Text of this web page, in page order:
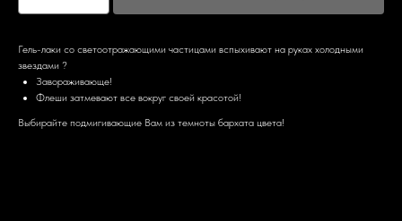
Гель-лаки со светоотражающими частицами вспыхивают на руках холодными
звездами ?
Завораживающе!
Флеши затмевают все вокруг своей красотой!
Выбирайте подмигивающие Вам из темноты бархата цвета!